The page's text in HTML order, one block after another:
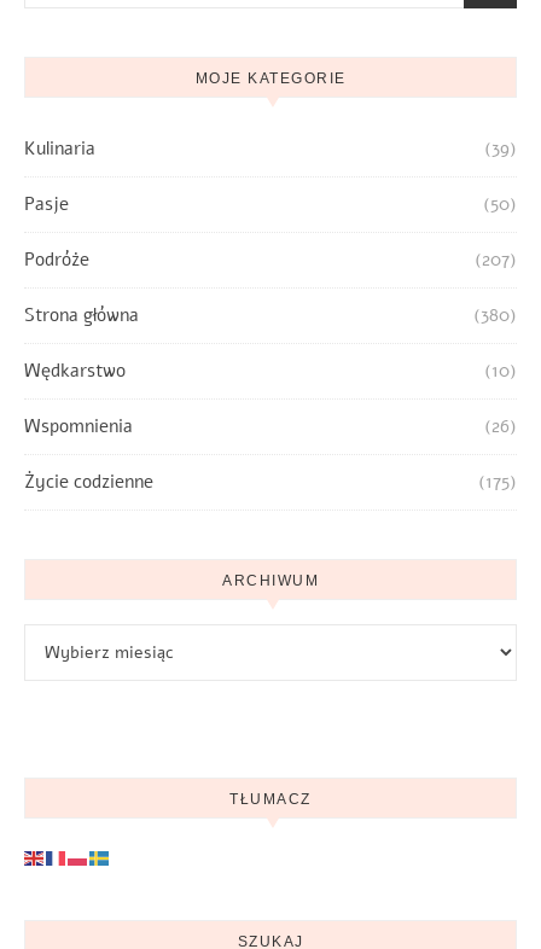
MOJE KATEGORIE
Kulinaria (39)
Pasje (50)
Podróże (207)
Strona główna (380)
Wędkarstwo (10)
Wspomnienia (26)
Życie codzienne (175)
ARCHIWUM
TŁUMACZ
SZUKAJ